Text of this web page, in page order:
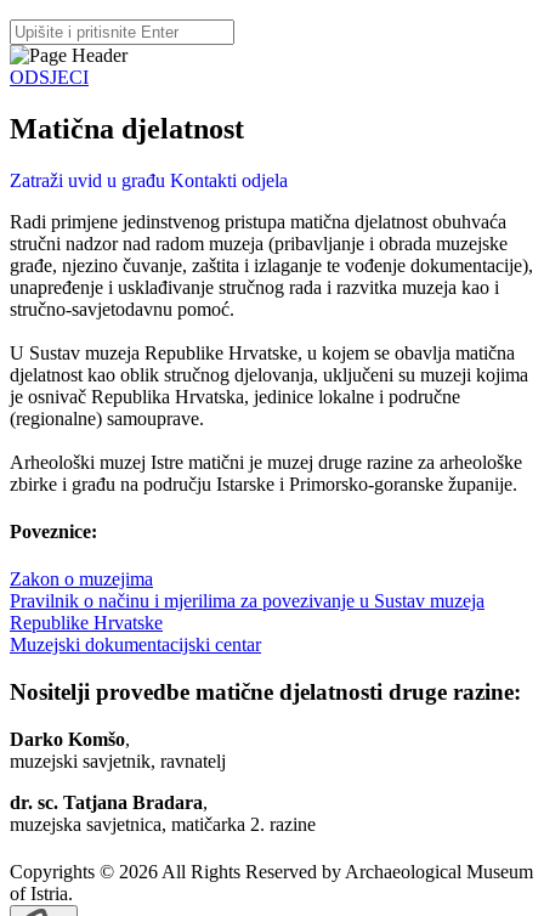
ODSJECI
Matična djelatnost
Zatraži uvid u građu Kontakti odjela
Radi primjene jedinstvenog pristupa matična djelatnost obuhvaća
stručni nadzor nad radom muzeja (pribavljanje i obrada muzejske
građe, njezino čuvanje, zaštita i izlaganje te vođenje dokumentacije),
unapređenje i usklađivanje stručnog rada i razvitka muzeja kao i
stručno-savjetodavnu pomoć.
U Sustav muzeja Republike Hrvatske, u kojem se obavlja matična
djelatnost kao oblik stručnog djelovanja, uključeni su muzeji kojima
je osnivač Republika Hrvatska, jedinice lokalne i područne
(regionalne) samouprave.
Arheološki muzej Istre matični je muzej druge razine za arheološke
zbirke i građu na području Istarske i Primorsko-goranske županije.
Poveznice:
Zakon o muzejima
Pravilnik o načinu i mjerilima za povezivanje u Sustav muzeja
Republike Hrvatske
Muzejski dokumentacijski centar
Nositelji provedbe matične djelatnosti druge razine:
Darko Komšo,
muzejski savjetnik, ravnatelj
dr. sc. Tatjana Bradara,
muzejska savjetnica, matičarka 2. razine
Copyrights © 2026 All Rights Reserved by Archaeological Museum
of Istria.